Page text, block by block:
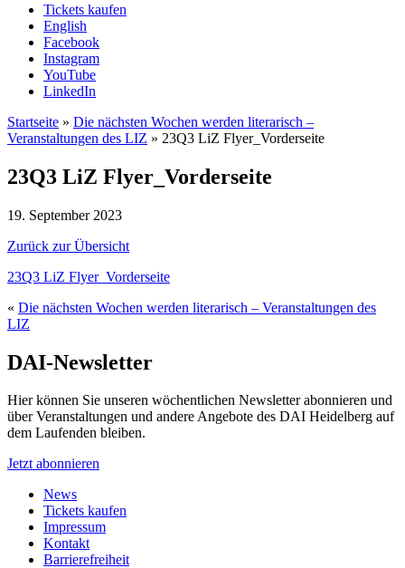
Tickets kaufen
English
Facebook
Instagram
YouTube
LinkedIn
Startseite » Die nächsten Wochen werden literarisch –
Veranstaltungen des LIZ » 23Q3 LiZ Flyer_Vorderseite
23Q3 LiZ Flyer_Vorderseite
19. September 2023
Zurück zur Übersicht
23Q3 LiZ Flyer_Vorderseite
« Die nächsten Wochen werden literarisch – Veranstaltungen des
LIZ
DAI-Newsletter
Hier können Sie unseren wöchentlichen Newsletter abonnieren und
über Veranstaltungen und andere Angebote des DAI Heidelberg auf
dem Laufenden bleiben.
Jetzt abonnieren
News
Tickets kaufen
Impressum
Kontakt
Barrierefreiheit